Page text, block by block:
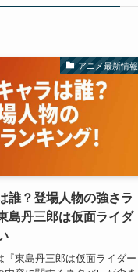
アニメ最新情報
誰？登場人物の強さラ
島丹三郎は仮面ライダ
東島丹三郎は仮面ライダー